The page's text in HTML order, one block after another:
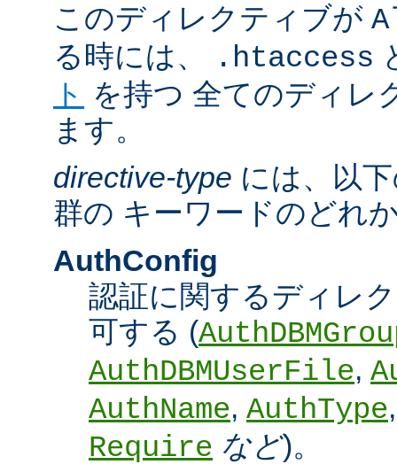
このディレクティブが
る時には、
.htaccess
ト を持つ 全てのディレ
ます。
directive-type には、以
群の キーワードのどれ
AuthConfig
認証に関するディレ
可する (
AuthDBMUserFile,
AuthName, AuthType
Require など)。